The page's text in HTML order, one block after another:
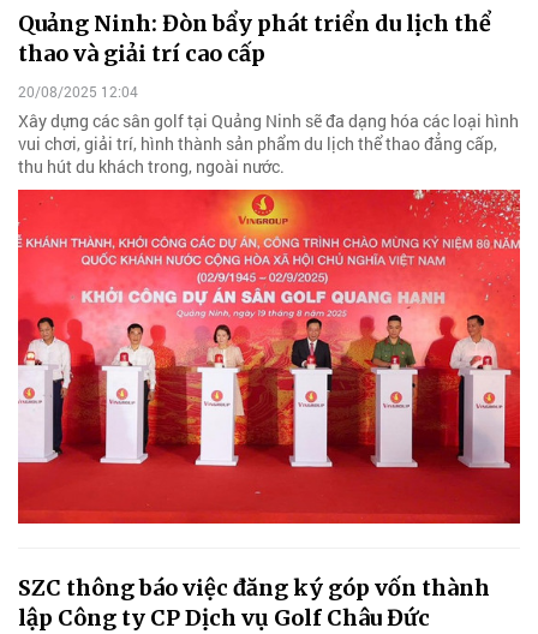
Quảng Ninh: Đòn bẩy phát triển du lịch thể
thao và giải trí cao cấp
20/08/2025 12:04
Xây dựng các sân golf tại Quảng Ninh sẽ đa dạng hóa các loại hình
vui chơi, giải trí, hình thành sản phẩm du lịch thể thao đẳng cấp,
thu hút du khách trong, ngoài nước.
SZC thông báo việc đăng ký góp vốn thành
lập Công ty CP Dịch vụ Golf Châu Đức